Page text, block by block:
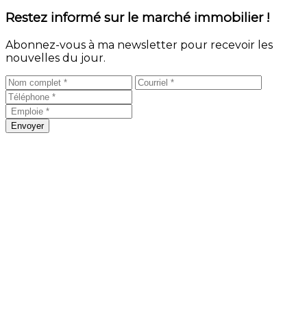
Restez informé sur le marché immobilier !
Abonnez-vous à ma newsletter pour recevoir les
nouvelles du jour.
Envoyer